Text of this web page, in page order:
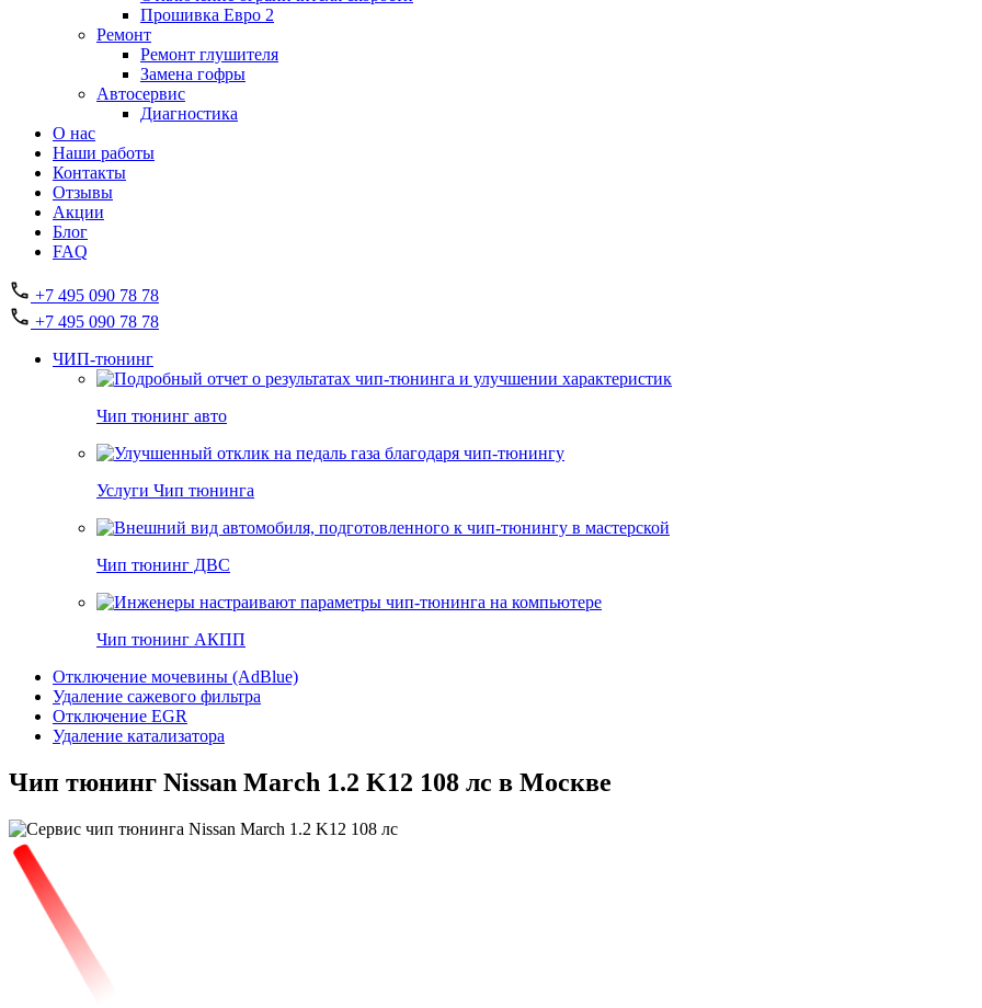
Прошивка Евро 2
Ремонт
Ремонт глушителя
Замена гофры
Автосервис
Диагностика
О нас
Наши работы
Контакты
Отзывы
Акции
Блог
FAQ
+7 495 090 78 78
+7 495 090 78 78
ЧИП-тюнинг
Чип тюнинг авто
Услуги Чип тюнинга
Чип тюнинг ДВС
Чип тюнинг АКПП
Отключение мочевины (AdBlue)
Удаление сажевого фильтра
Отключение EGR
Удаление катализатора
Чип тюнинг Nissan March 1.2 K12 108 лс в Москве